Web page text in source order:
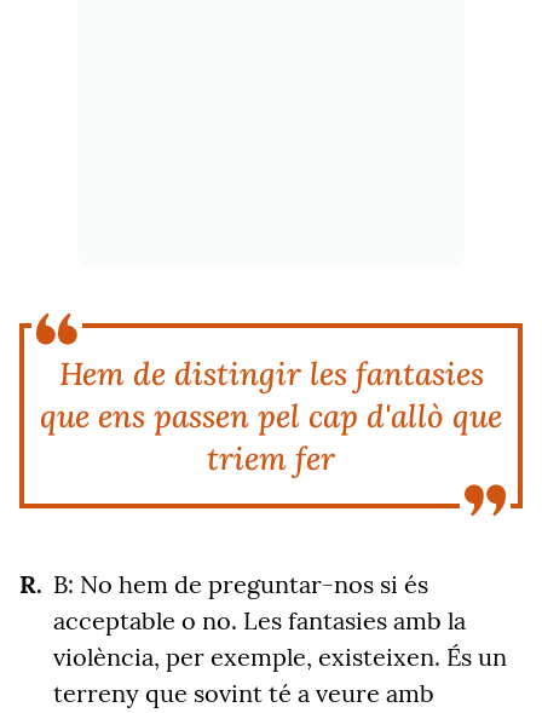
Hem de distingir les fantasies
que ens passen pel cap d'allò que
triem fer
B: No hem de preguntar-nos si és
acceptable o no. Les fantasies amb la
violència, per exemple, existeixen. És un
terreny que sovint té a veure amb